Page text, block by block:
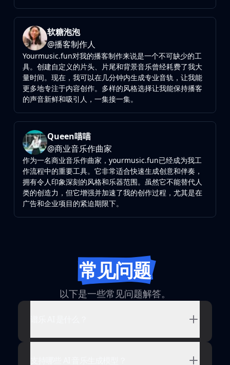
软糖泡泡
@播客制作人
Yourmusic.fun对我的播客制作来说是一个不可缺少的工
具。创建自定义的片头、片尾和背景音乐曾经耗费了我大
量时间。现在，我可以在几分钟内生成专业音轨，让我能
更多地专注于内容创作。多样的风格选择让我能保持播客
的声音新鲜和吸引人，一集接一集。
Queen喵喵
@商业音乐作曲家
作为一名商业音乐作曲家，yourmusic.fun已经成为我工
作流程中的重要工具。它非常适合快速生成创意和伴奏，
拥有令人印象深刻的风格和乐器范围。虽然它不能替代人
类的创造力，但它增强并加速了我的创作过程，尤其是在
广告和企业项目的紧迫期限下。
常见问题
以下是一些常见问题解答。